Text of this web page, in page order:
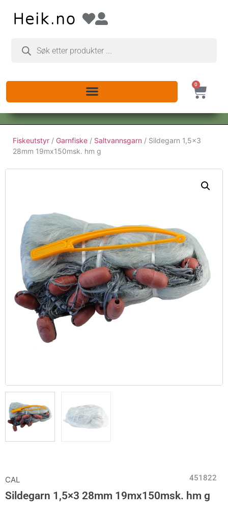
0
Fiskeutstyr / Garnfiske / Saltvannsgarn / Sildegarn 1,5×3
28mm 19mx150msk. hm g
CAL 451822
Sildegarn 1,5×3 28mm 19mx150msk. hm g